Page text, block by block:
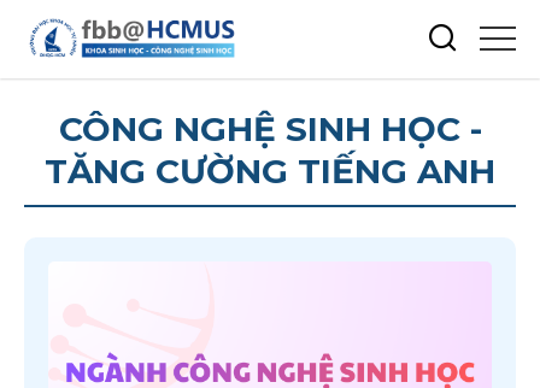
CÔNG NGHỆ SINH HỌC -
TĂNG CƯỜNG TIẾNG ANH